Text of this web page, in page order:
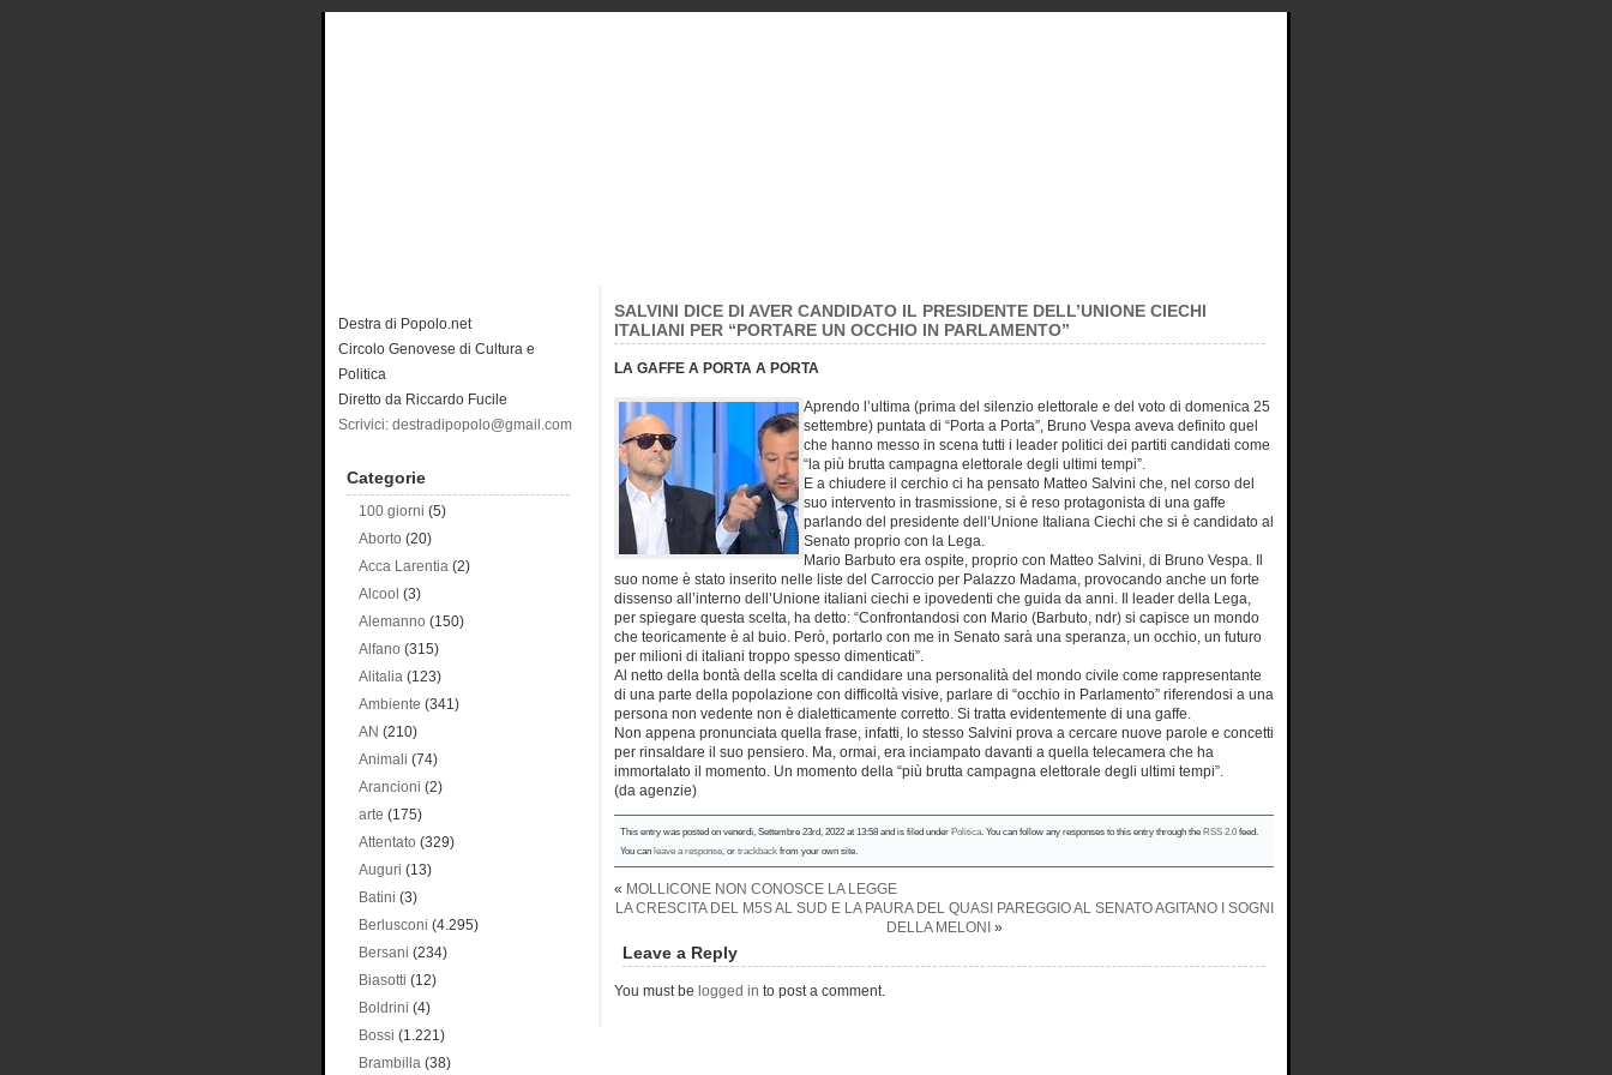
SALVINI DICE DI AVER CANDIDATO IL PRESIDENTE DELL’UNIONE CIECHI
ITALIANI PER “PORTARE UN OCCHIO IN PARLAMENTO”
LA GAFFE A PORTA A PORTA
Aprendo l’ultima (prima del silenzio elettorale e del voto di domenica 25
settembre) puntata di “Porta a Porta”, Bruno Vespa aveva definito quel
che hanno messo in scena tutti i leader politici dei partiti candidati come
“la più brutta campagna elettorale degli ultimi tempi”.
E a chiudere il cerchio ci ha pensato Matteo Salvini che, nel corso del
suo intervento in trasmissione, si è reso protagonista di una gaffe
parlando del presidente dell’Unione Italiana Ciechi che si è candidato al
Senato proprio con la Lega.
Mario Barbuto era ospite, proprio con Matteo Salvini, di Bruno Vespa. Il
suo nome è stato inserito nelle liste del Carroccio per Palazzo Madama, provocando anche un forte
dissenso all’interno dell’Unione italiani ciechi e ipovedenti che guida da anni. Il leader della Lega,
per spiegare questa scelta, ha detto: “Confrontandosi con Mario (Barbuto, ndr) si capisce un mondo
che teoricamente è al buio. Però, portarlo con me in Senato sarà una speranza, un occhio, un futuro
per milioni di italiani troppo spesso dimenticati”.
Al netto della bontà della scelta di candidare una personalità del mondo civile come rappresentante
di una parte della popolazione con difficoltà visive, parlare di “occhio in Parlamento” riferendosi a una
persona non vedente non è dialetticamente corretto. Si tratta evidentemente di una gaffe.
Non appena pronunciata quella frase, infatti, lo stesso Salvini prova a cercare nuove parole e concetti
per rinsaldare il suo pensiero. Ma, ormai, era inciampato davanti a quella telecamera che ha
immortalato il momento. Un momento della “più brutta campagna elettorale degli ultimi tempi”.
(da agenzie)
This entry was posted on venerdì, Settembre 23rd, 2022 at 13:58 and is filed under Politica . You can follow any responses to this entry through the RSS 2.0 feed.
You can leave a response , or trackback from your own site.
« MOLLICONE NON CONOSCE LA LEGGE
LA CRESCITA DEL M5S AL SUD E LA PAURA DEL QUASI PAREGGIO AL SENATO AGITANO I SOGNI
DELLA MELONI »
Leave a Reply
You must be logged in to post a comment.
Destra di Popolo.net
Circolo Genovese di Cultura e
Politica
Diretto da Riccardo Fucile
Scrivici: destradipopolo@gmail.com
Categorie
100 giorni (5)
Aborto (20)
Acca Larentia (2)
Alcool (3)
Alemanno (150)
Alfano (315)
Alitalia (123)
Ambiente (341)
AN (210)
Animali (74)
Arancioni (2)
arte (175)
Attentato (329)
Auguri (13)
Batini (3)
Berlusconi (4.295)
Bersani (234)
Biasotti (12)
Boldrini (4)
Bossi (1.221)
Brambilla (38)